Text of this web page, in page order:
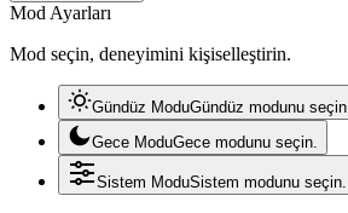
Mod Ayarları
Mod seçin, deneyimini kişiselleştirin.
Gündüz ModuGündüz modunu seçin.
Gece ModuGece modunu seçin.
Sistem ModuSistem modunu seçin.